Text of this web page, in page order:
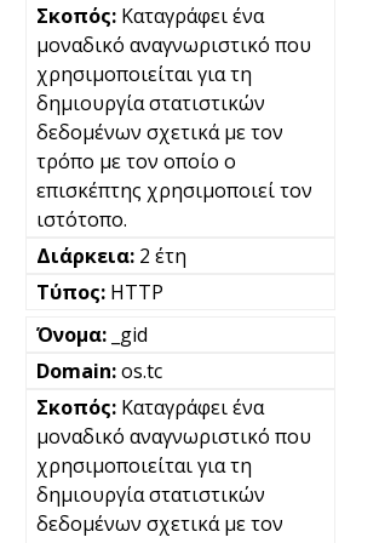
Καταγράφει ένα
μοναδικό αναγνωριστικό που
χρησιμοποιείται για τη
δημιουργία στατιστικών
δεδομένων σχετικά με τον
τρόπο με τον οποίο ο
επισκέπτης χρησιμοποιεί τον
ιστότοπο.
2 έτη
HTTP
_gid
os.tc
Καταγράφει ένα
μοναδικό αναγνωριστικό που
χρησιμοποιείται για τη
δημιουργία στατιστικών
δεδομένων σχετικά με τον